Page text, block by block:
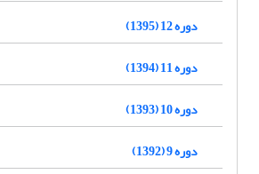
دوره 12 (1395)
دوره 11 (1394)
دوره 10 (1393)
دوره 9 (1392)